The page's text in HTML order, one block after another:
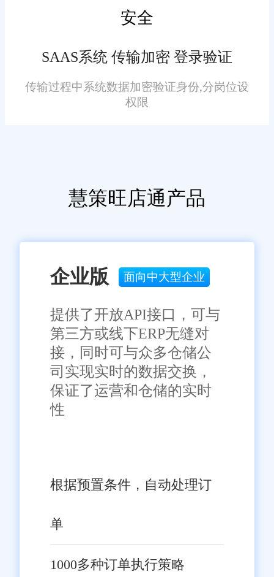
系统再好用，员工不会用也
是白搭。界面要干净，功能要直
观，最好有手机APP，出门谈业
务也能随时查库存、审订单。
对比建议：
旺店通界面清爽，功能分类
清晰，新员工半天就能独立操
3. 本地化服务：遇到问题不
抓瞎
系统用着用着出问题?本地有
办事处，技术人员能上门解决，
比远程指导靠谱多了。
对比建议：
旺店通在福州有本地化服务
员很快就能上门。
店通”?
安全
SAAS系统 传输加密 登录验证
传输过程中系统数据加密验证身份,分岗位设
权限
慧策旺店通产品
企业版 面向中大型企业
提供了开放API接口，可与
第三方或线下ERP无缝对
接，同时可与众多仓储公
司实现实时的数据交换，
保证了运营和仓储的实时
性
根据预置条件，自动处理订
单
1000多种订单执行策略